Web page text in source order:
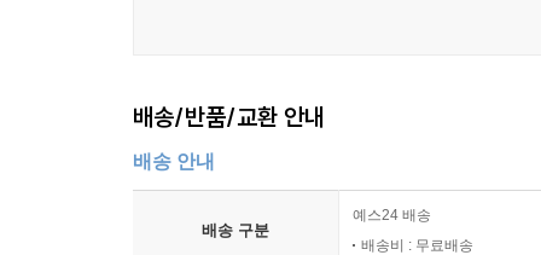
배송/반품/교환 안내
배송 안내
배송 구분
예스24 배송
배송비 : 무료배송